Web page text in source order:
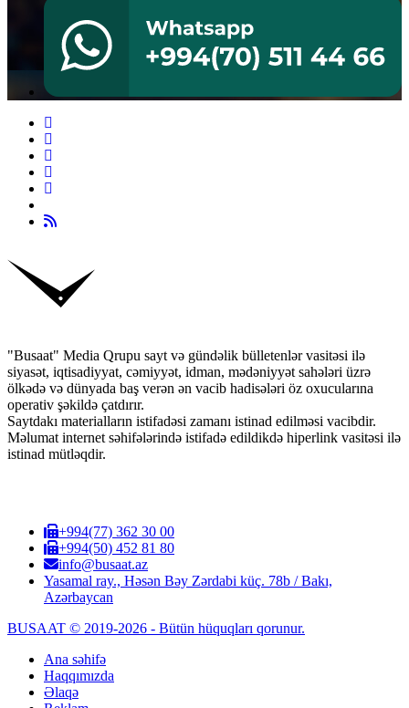
"Busaat" Media Qrupu sayt və gündəlik bülletenlər vasitəsi ilə
siyasət, iqtisadiyyat, cəmiyyət, idman, mədəniyyət sahələri üzrə
ölkədə və dünyada baş verən ən vacib hadisələri öz oxucularına
operativ şəkildə çatdırır.
Saytdakı materialların istifadəsi zamanı istinad edilməsi vacibdir.
Məlumat internet səhifələrində istifadə edildikdə hiperlink vasitəsi ilə
istinad mütləqdir.
+994(77) 362 30 00
+994(50) 452 81 80
info@busaat.az
Yasamal ray., Həsən Bəy Zərdabi küç. 78b / Bakı,
Azərbaycan
BUSAAT © 2019-2026 - Bütün hüquqları qorunur.
Ana səhifə
Haqqımızda
Əlaqə